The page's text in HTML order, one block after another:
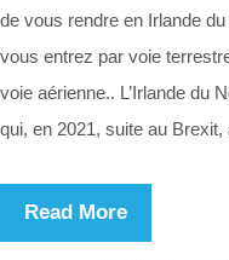
de vous rendre en Irlande
vous entrez par voie
voie aérienne.. L’Irlande du
qui, en 2021, suite au Brexit,
Read More